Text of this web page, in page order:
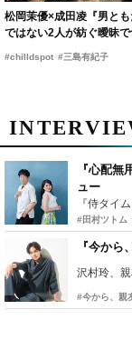
松岡茉優×成田凌『男とも
ではない2人が紡ぐ曖昧
#chilldspot #三島有紀子
『心配
ュー
#田村ツトム
『今か
沢村玲、
#今から、親